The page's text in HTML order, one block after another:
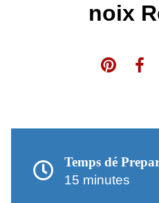
noix
Temps dé
15 minutes